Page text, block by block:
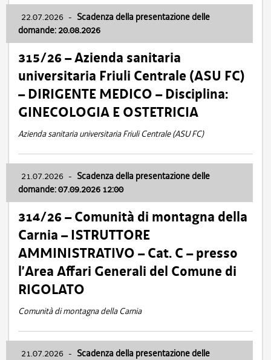
22.07.2026 - Scadenza della presentazione delle
domande: 20.08.2026
315/26 – Azienda sanitaria
universitaria Friuli Centrale (ASU FC)
– DIRIGENTE MEDICO – Disciplina:
GINECOLOGIA E OSTETRICIA
Azienda sanitaria universitaria Friuli Centrale (ASU FC)
21.07.2026 - Scadenza della presentazione delle
domande: 07.09.2026 12:00
314/26 – Comunità di montagna della
Carnia – ISTRUTTORE
AMMINISTRATIVO – Cat. C – presso
l’Area Affari Generali del Comune di
RIGOLATO
Comunità di montagna della Carnia
21.07.2026 - Scadenza della presentazione delle